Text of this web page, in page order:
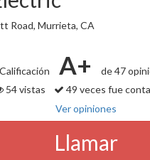
Road, Murrieta, CA
Calificación A+
de 47
54 vistas
49 veces fue
Ver opiniones
Llamar